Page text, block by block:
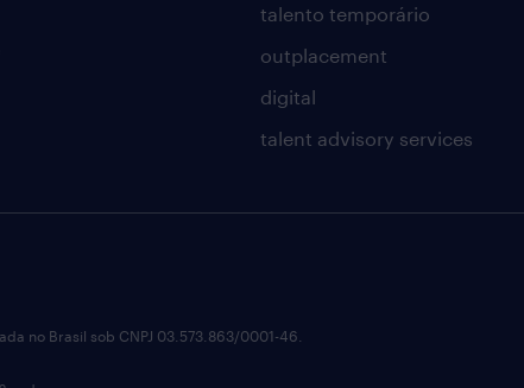
talento temporário
outplacement
digital
talent advisory services
no Brasil sob CNPJ 03.573.863/0001-46.